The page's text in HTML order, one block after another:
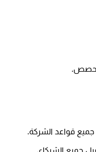
حصص.
قواعد الشركة.
جميع الشركاء.